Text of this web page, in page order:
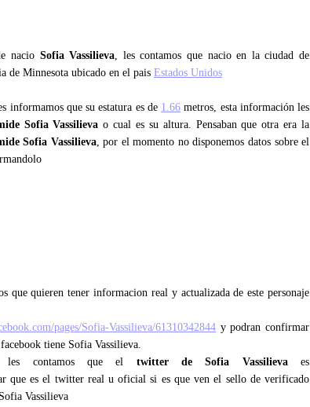
nacio Sofia Vassilieva, les contamos que nacio en la ciudad de
de Minnesota ubicado en el pais Estados Unidos
informamos que su estatura es de 1.66 metros, esta información les
Sofia Vassilieva o cual es su altura. Pensaban que otra era la
Sofia Vassilieva, por el momento no disponemos datos sobre el
que quieren tener informacion real y actualizada de este personaje
pages/Sofia-Vassilieva/61310342844 y podran confirmar
tiene Sofia Vassilieva.
les contamos que el twitter de Sofia Vassilievaes
que es el twitter real u oficial si es que ven el sello de verificado
Vassilieva